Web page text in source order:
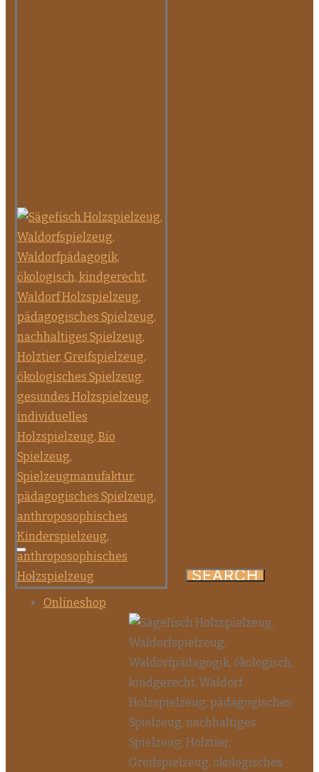
Onlineshop